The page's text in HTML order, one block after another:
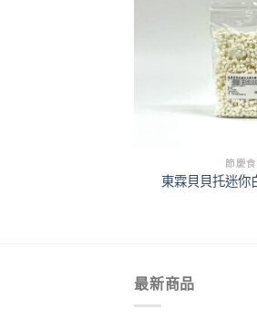
節慶
東霖貝貝托迷你
最新商品